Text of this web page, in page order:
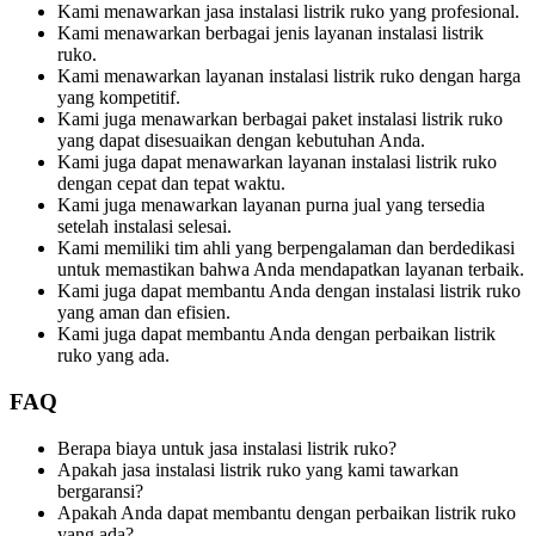
Kami menawarkan jasa instalasi listrik ruko yang profesional.
Kami menawarkan berbagai jenis layanan instalasi listrik
ruko.
Kami menawarkan layanan instalasi listrik ruko dengan harga
yang kompetitif.
Kami juga menawarkan berbagai paket instalasi listrik ruko
yang dapat disesuaikan dengan kebutuhan Anda.
Kami juga dapat menawarkan layanan instalasi listrik ruko
dengan cepat dan tepat waktu.
Kami juga menawarkan layanan purna jual yang tersedia
setelah instalasi selesai.
Kami memiliki tim ahli yang berpengalaman dan berdedikasi
untuk memastikan bahwa Anda mendapatkan layanan terbaik.
Kami juga dapat membantu Anda dengan instalasi listrik ruko
yang aman dan efisien.
Kami juga dapat membantu Anda dengan perbaikan listrik
ruko yang ada.
FAQ
Berapa biaya untuk jasa instalasi listrik ruko?
Apakah jasa instalasi listrik ruko yang kami tawarkan
bergaransi?
Apakah Anda dapat membantu dengan perbaikan listrik ruko